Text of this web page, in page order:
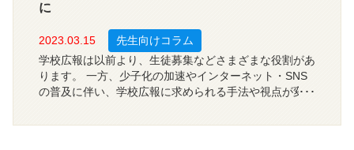
に
2023.03.15
先生向けコラム
学校広報は以前より、生徒募集などさまざまな役割があ
ります。 一方、少子化の加速やインターネット・SNS
の普及に伴い、学校広報に求められる手法や視点が変化
信」についてご紹介します。